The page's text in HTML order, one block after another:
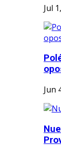
Jul
Jun